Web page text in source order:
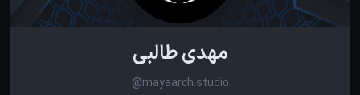
مهدی طالبی
@mayaarch.studio